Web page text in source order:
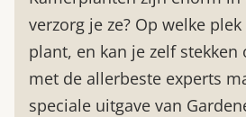
verzorg je ze? Op welke
plant, en kan je zelf stekken
met de allerbeste experts
speciale uitgave van